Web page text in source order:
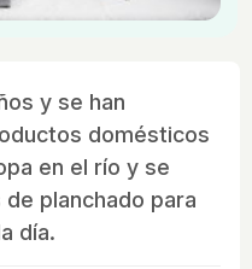
y se han
domésticos
en el río y se
planchado para
día.